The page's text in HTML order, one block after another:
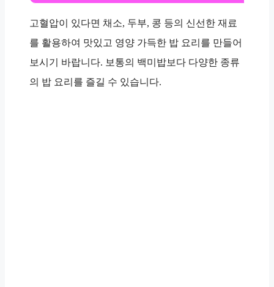
고혈압이 있다면 채소, 두부, 콩 등의 신선한 재료
를 활용하여 맛있고 영양 가득한 밥 요리를 만들어
보시기 바랍니다. 보통의 백미밥보다 다양한 종류
의 밥 요리를 즐길 수 있습니다.